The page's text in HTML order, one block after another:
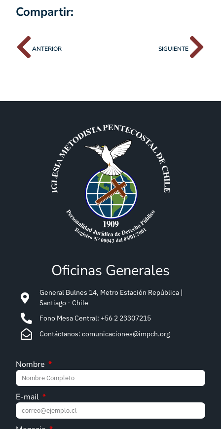
Compartir:
ANTERIOR SIGUIENTE
Oficinas Generales
General Bulnes 14, Metro Estación República |
Santiago - Chile
Fono Mesa Central: +56 2 23307215
Contáctanos: comunicaciones@impch.org
Nombre
E-mail